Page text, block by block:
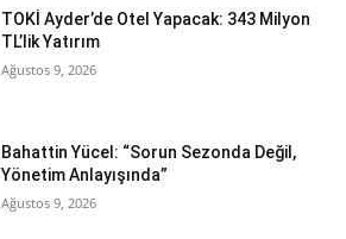
TOKİ Ayder’de Otel Yapacak: 343 Milyon
TL’lik Yatırım
Ağustos 9, 2026
Bahattin Yücel: “Sorun Sezonda Değil,
Yönetim Anlayışında”
Ağustos 9, 2026